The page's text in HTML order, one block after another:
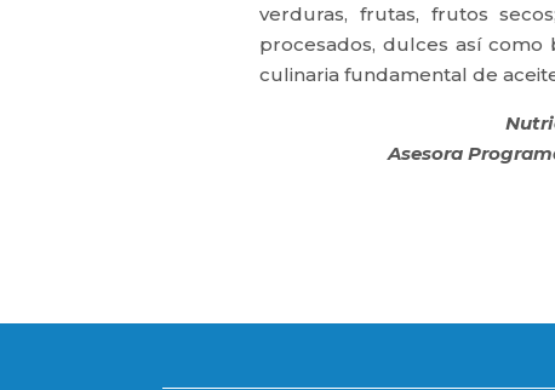
verduras, frutas, frutos
procesados, dulces así como
culinaria fundamental de
Asesora